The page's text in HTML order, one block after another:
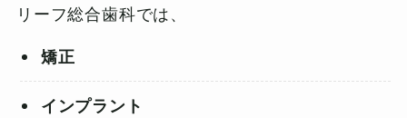
リーフ総合歯科では、
矯正
インプラント